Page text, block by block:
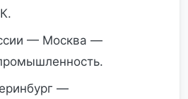
— Москва —
—